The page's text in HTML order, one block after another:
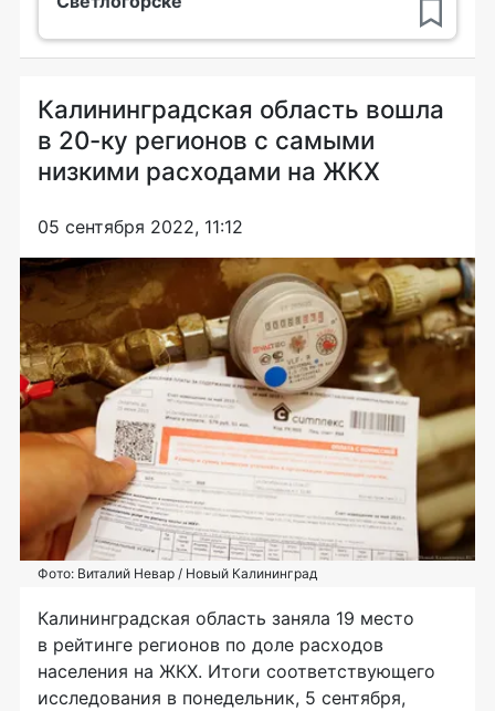
Калининградская область вошла
в 20-ку регионов с самыми
низкими расходами на ЖКХ
05 сентября 2022, 11:12
Фото: Виталий Невар / Новый Калининград
Калининградская область заняла 19 место
в рейтинге регионов по доле расходов
населения на ЖКХ. Итоги соответствующего
исследования в понедельник, 5 сентября,